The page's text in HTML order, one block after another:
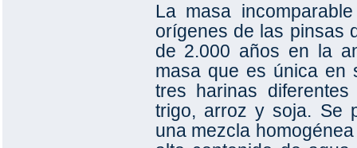
La masa
orígenes de las pinsas
de 2.000 años en la
masa que es única en
tres harinas
trigo, arroz y soja. Se
una mezcla